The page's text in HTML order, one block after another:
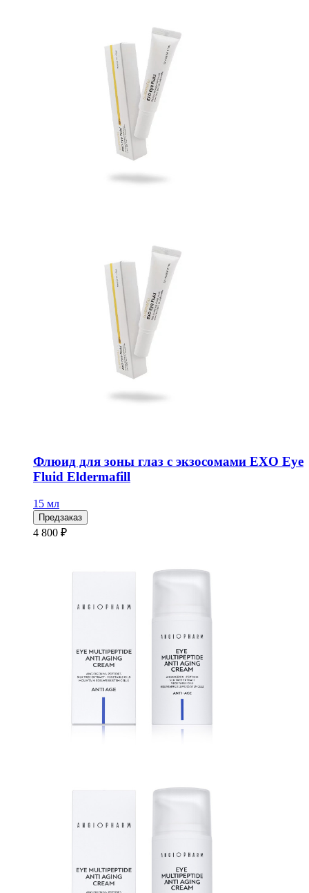
Флюид для зоны глаз с экзосомами EXO Eye
Fluid Eldermafill
15 мл
Предзаказ
4 800 ₽